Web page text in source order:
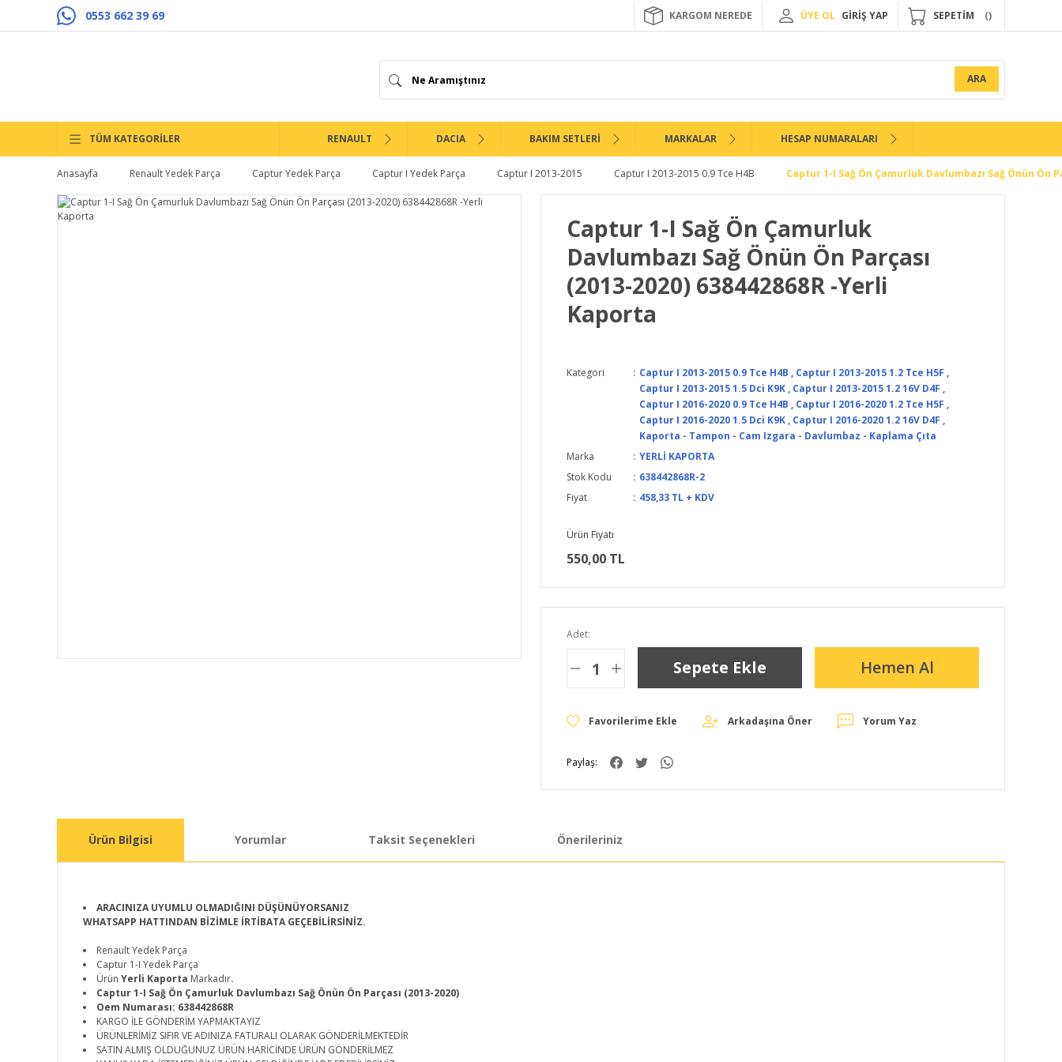
0553 662 39 69 KARGOM NEREDE ÜYE OL GİRİŞ YAP SEPETİM
ARA
TÜM KATEGORİLER RENAULT DACIA BAKIM SETLERİ MARKALAR HESAP NUMARALARI
Anasayfa Renault Yedek Parça Captur Yedek Parça Captur I Yedek Parça Captur I 2013-2015 Captur I 2013-2015 0.9 Tce H4B Captur 1-I Sağ Ön Çamurluk Davlumbazı Sağ Önün Ön
Captur 1-I Sağ Ön Çamurluk
Davlumbazı Sağ Önün Ön Parçası
(2013-2020) 638442868R -Yerli
Kaporta
Kategori Captur I 2013-2015 0.9 Tce H4B , Captur I 2013-2015 1.2 Tce H5F ,
Captur I 2013-2015 1.5 Dci K9K , Captur I 2013-2015 1.2 16V D4F ,
Captur I 2016-2020 0.9 Tce H4B , Captur I 2016-2020 1.2 Tce H5F ,
Captur I 2016-2020 1.5 Dci K9K , Captur I 2016-2020 1.2 16V D4F ,
Kaporta - Tampon - Cam Izgara - Davlumbaz - Kaplama Çıta
Marka
YERLİ KAPORTA
Stok Kodu
638442868R-2
Fiyat
458,33 TL + KDV
Ürün Fiyatı
550,00 TL
Adet:
Sepete Ekle Hemen Al
Arkadaşına Öner Yorum Yaz
Paylaş:
Ürün Bilgisi Yorumlar Taksit Seçenekleri Önerileriniz
ARACINIZA UYUMLU OLMADIĞINI DÜŞÜNÜYORSANIZ
WHATSAPP HATTINDAN BİZİMLE İRTİBATA GEÇEBİLİRSİNİZ.
Renault Yedek Parça
Captur 1-I Yedek Parça
Ürün Yerli Kaporta Markadır.
Captur 1-I Sağ Ön Çamurluk Davlumbazı Sağ Önün Ön Parçası (2013-2020)
Oem Numarası: 638442868R
KARGO İLE GÖNDERİM YAPMAKTAYIZ
ÜRÜNLERİMİZ SIFIR VE ADINIZA FATURALI OLARAK GÖNDERİLMEKTEDİR
SATIN ALMIŞ OLDUĞUNUZ ÜRÜN HARİCİNDE ÜRÜN GÖNDERİLMEZ